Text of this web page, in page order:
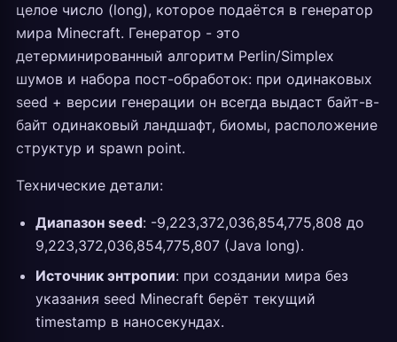
целое число (long), которое подаётся в генератор
мира Minecraft. Генератор - это
детерминированный алгоритм Perlin/Simplex
шумов и набора пост-обработок: при одинаковых
seed + версии генерации он всегда выдаст байт-в-
байт одинаковый ландшафт, биомы, расположение
структур и spawn point.
Технические детали:
Диапазон seed: -9,223,372,036,854,775,808 до
9,223,372,036,854,775,807 (Java long).
Источник энтропии: при создании мира без
указания seed Minecraft берёт текущий
timestamp в наносекундах.